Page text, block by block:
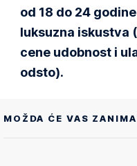
od 18 do 24
luksuzna iskustva
cene udobnost i
odsto).
MOŽDA ĆE VAS